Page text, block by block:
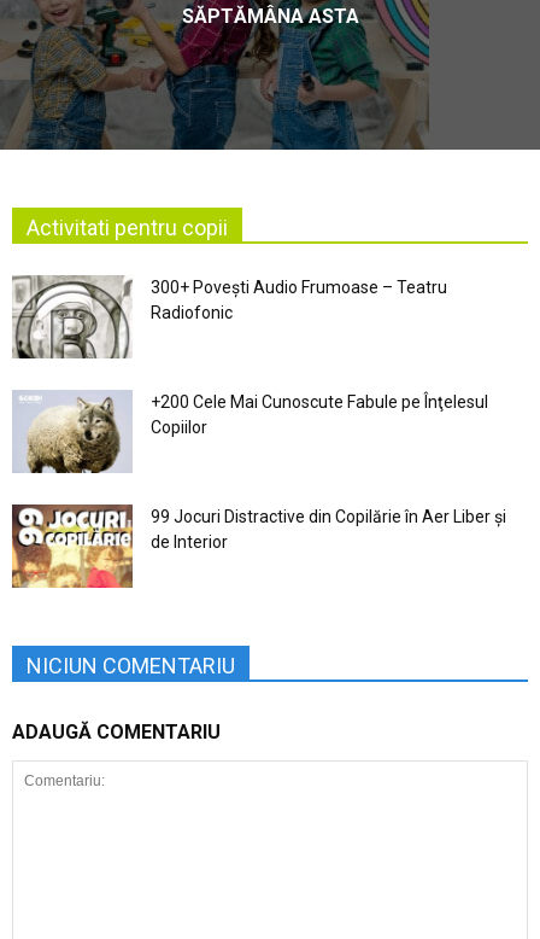
SĂPTĂMÂNA ASTA
Activitati pentru copii
300+ Povești Audio Frumoase – Teatru
Radiofonic
+200 Cele Mai Cunoscute Fabule pe Înţelesul
Copiilor
99 Jocuri Distractive din Copilărie în Aer Liber şi
de Interior
NICIUN COMENTARIU
ADAUGĂ COMENTARIU